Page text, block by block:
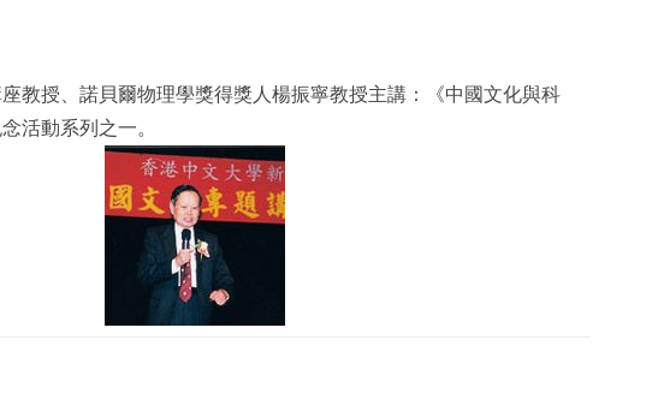
教授、諾貝爾物理學獎得獎人楊振寧教授主講：《中國文化與科
活動系列之一。